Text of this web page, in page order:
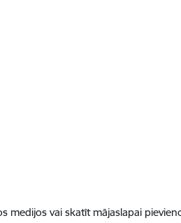
medijos vai skatīt mājaslapai